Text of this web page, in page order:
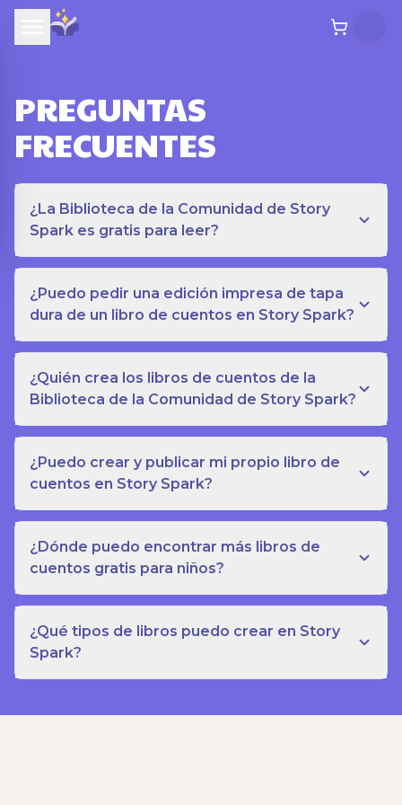
PREGUNTAS
FRECUENTES
¿La Biblioteca de la Comunidad de Story
Spark es gratis para leer?
¿Puedo pedir una edición impresa de tapa
dura de un libro de cuentos en Story Spark?
¿Quién crea los libros de cuentos de la
Biblioteca de la Comunidad de Story Spark?
¿Puedo crear y publicar mi propio libro de
cuentos en Story Spark?
¿Dónde puedo encontrar más libros de
cuentos gratis para niños?
¿Qué tipos de libros puedo crear en Story
Spark?